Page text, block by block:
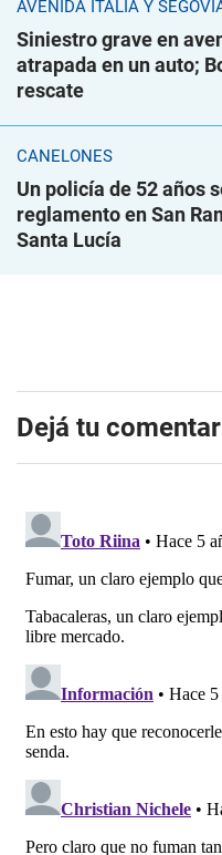
AVENIDA ITALIA Y
Siniestro grave en
atrapada en un auto;
rescate
CANELONES
Un policía de 52 años
reglamento en San
Santa Lucía
Dejá tu